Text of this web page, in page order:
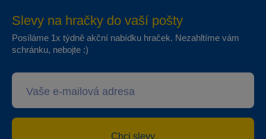
Slevy na hračky do vaší pošty
Posíláme 1x týdně akční nabídku hraček. Nezahltíme vám
schránku, nebojte :)
Chci slevy